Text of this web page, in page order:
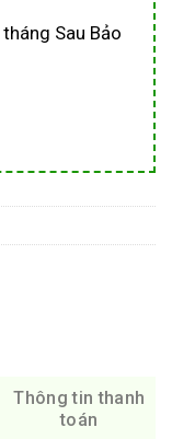
tháng Sau Bảo
Thông tin thanh
toán